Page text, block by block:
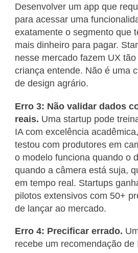
Desenvolver um app que
para acessar uma
exatamente o segmento que
mais dinheiro para pagar.
nesse mercado fazem UX
criança entende. Não é uma
de design agrário.
Erro 3: Não validar dados
reais. Uma startup pode
IA com excelência
testou com produtores em
o modelo funciona quando o
quando a câmera está suja,
em tempo real. Startups
pilotos extensivos com 50+
de lançar ao mercado.
Erro 4: Precificar errado.
recebe um recomendação de